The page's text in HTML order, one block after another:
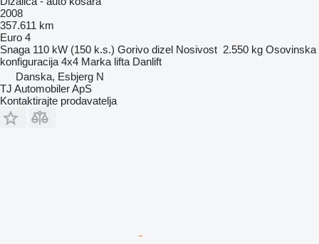
2008
357.611 km
Euro 4
Snaga 110 kW (150 k.s.) Gorivo dizel Nosivost 2.550 kg Osovinska
konfiguracija 4x4 Marka lifta Danlift
Danska, Esbjerg N
TJ Automobiler ApS
Kontaktirajte prodavatelja